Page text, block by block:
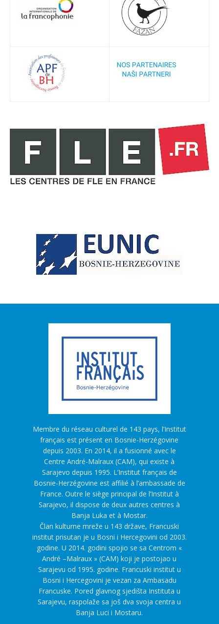
Membre du réseau culturel de 143 pays, l’Institut
français est présent en Bosnie-Herzégovine
depuis 2003. En 2014, il a fusionné avec le
Centre André-Malraux (CAM), qui existe à
Sarajevo depuis 1995. L’Institut français de
Bosnie-Herzégovine est affilié à l’ambassade de
France. Outre le siège principal de l’Institut à
Sarajevo, il dispose de deux autres centres à
Banja Luka et à Mostar.
Član kulturne mreže u 143 države, Francuski
institut prisutan je u Bosni i Hercegovini od 2003.
godine. U 2014. godini spojio se sa Centrom «
André –Malraux » (CAM) koji je postojao u
Sarajevu od 1995. godine. Francuski institut u
Bosni i Hercegovini je vezan za Ambasadu
Francuske. Pored glavnog sjedišta Instituta u
Sarajevu, raspolaže sa još dva svoja centra u
Banja Luci i Mostaru.